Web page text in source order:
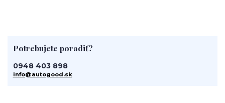
Potrebujete poradiť?
0948 403 898
info@autogood.sk